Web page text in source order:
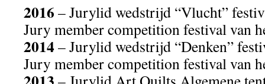
2016 – Jurylid wedstrijd “Vlucht”
Jury member competition festival van
2014– Jurylid wedstrijd “Denken”
Jury member competition festival van